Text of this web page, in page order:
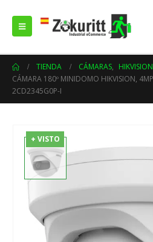
TIENDA CÁMARAS, HIKVISION
CÁMARA 180º MINIDOMO HIKVISION,
2CD2345G0P-I
+ VISTO